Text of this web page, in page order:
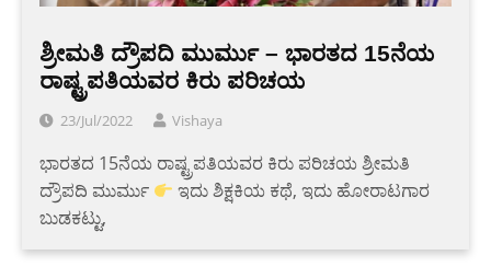
ಶ್ರೀಮತಿ ದ್ರೌಪದಿ ಮುರ್ಮು – ಭಾರತದ 15ನೆಯ
ರಾಷ್ಟ್ರಪತಿಯವರ ಕಿರು ಪರಿಚಯ
23/Jul/2022 Vishaya
ಭಾರತದ 15ನೆಯ ರಾಷ್ಟ್ರಪತಿಯವರ ಕಿರು ಪರಿಚಯ ಶ್ರೀಮತಿ
ದ್ರೌಪದಿ ಮುರ್ಮು
ಇದು ಶಿಕ್ಷಕಿಯ ಕಥೆ, ಇದು ಹೋರಾಟಗಾರ
ಬುಡಕಟ್ಟು,